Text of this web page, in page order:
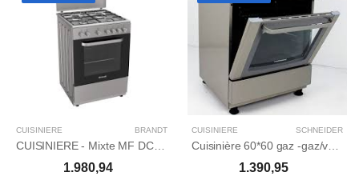
CUISINIERE BRANDT
CUISINIERE - Mixte MF DC Inox
1.980,94
CUISINIERE SCHNEIDER
1.390,95